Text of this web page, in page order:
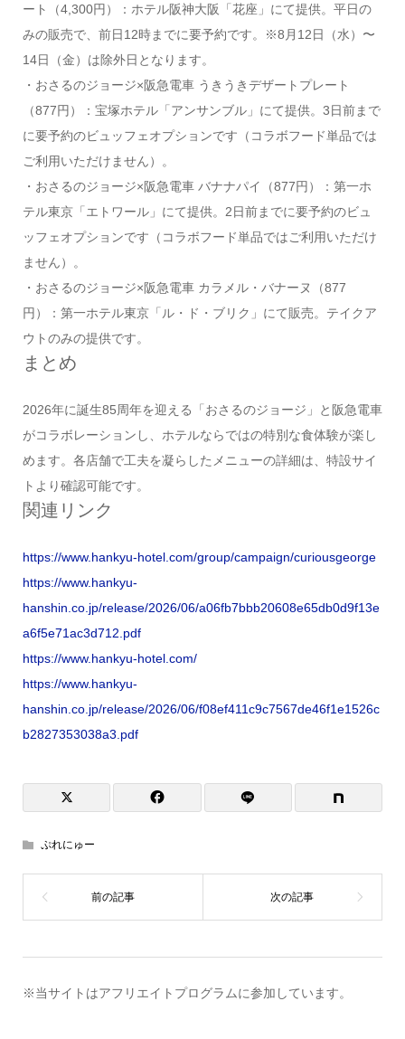
ート（4,300円）：ホテル阪神大阪「花座」にて提供。平日の
みの販売で、前日12時までに要予約です。※8月12日（水）〜
14日（金）は除外日となります。
・おさるのジョージ×阪急電車 うきうきデザートプレート
（877円）：宝塚ホテル「アンサンブル」にて提供。3日前まで
に要予約のビュッフェオプションです（コラボフード単品では
ご利用いただけません）。
・おさるのジョージ×阪急電車 バナナパイ（877円）：第一ホ
テル東京「エトワール」にて提供。2日前までに要予約のビュ
ッフェオプションです（コラボフード単品ではご利用いただけ
ません）。
・おさるのジョージ×阪急電車 カラメル・バナーヌ（877
円）：第一ホテル東京「ル・ド・ブリク」にて販売。テイクア
ウトのみの提供です。
まとめ
2026年に誕生85周年を迎える「おさるのジョージ」と阪急電車
がコラボレーションし、ホテルならではの特別な食体験が楽し
めます。各店舗で工夫を凝らしたメニューの詳細は、特設サイ
トより確認可能です。
関連リンク
https://www.hankyu-hotel.com/group/campaign/curiousgeorge
https://www.hankyu-
hanshin.co.jp/release/2026/06/a06fb7bbb20608e65db0d9f13e
a6f5e71ac3d712.pdf
https://www.hankyu-hotel.com/
https://www.hankyu-
hanshin.co.jp/release/2026/06/f08ef411c9c7567de46f1e1526c
b2827353038a3.pdf
ぷれにゅー
※当サイトはアフリエイトプログラムに参加しています。